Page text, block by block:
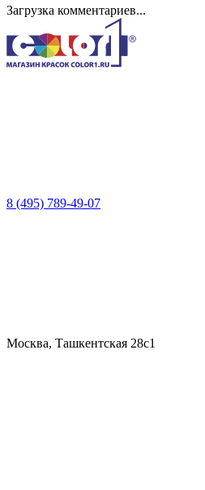
Загрузка комментариев...
8 (495) 789-49-07
Москва, Ташкентская 28с1